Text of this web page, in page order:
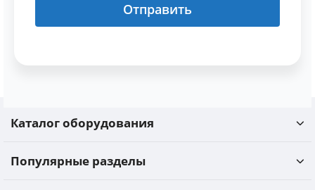
Отправить
Каталог оборудования
Популярные разделы